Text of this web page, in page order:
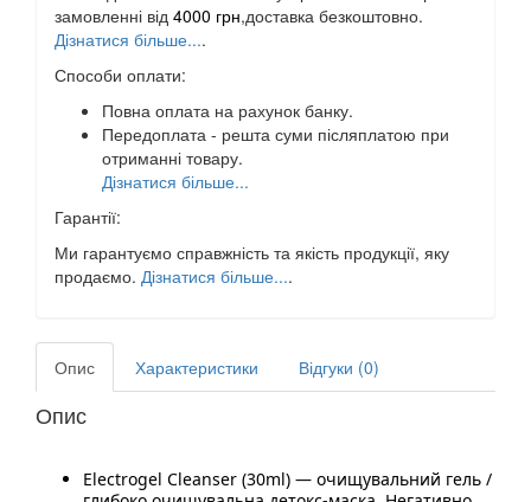
замовленні від 4000 грн,доставка безкоштовно.
Дізнатися більше....
Способи оплати:
Повна оплата на рахунок банку.
Передоплата - решта суми післяплатою при
отриманні товару.
Дізнатися більше...
Гарантії:
Ми гарантуємо справжність та якість продукції, яку
продаємо. Дізнатися більше....
Опис Характеристики Відгуки (0)
Опис
Electrogel Cleanser (30ml) — очищувальний гель /